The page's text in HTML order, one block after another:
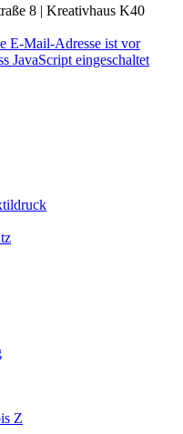
8 | Kreativhaus K40
E-Mail-Adresse ist vor
JavaScript eingeschaltet
Z